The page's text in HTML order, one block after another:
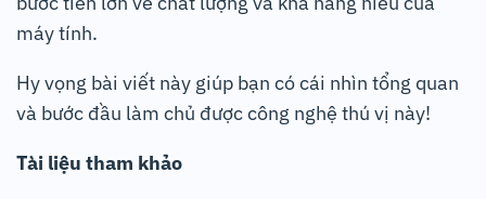
máy tính.
Hy vọng bài viết này giúp bạn có cái nhìn tổng quan
và bước đầu làm chủ được công nghệ thú vị này!
Tài liệu tham khảo